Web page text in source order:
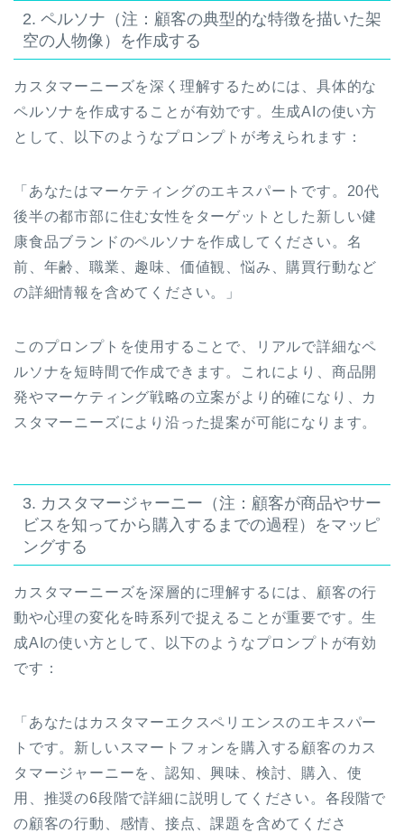
2. ペルソナ（注：顧客の典型的な特徴を描いた架
空の人物像）を作成する
カスタマーニーズを深く理解するためには、具体的な
ペルソナを作成することが有効です。生成AIの使い方
として、以下のようなプロンプトが考えられます：
「あなたはマーケティングのエキスパートです。20代
後半の都市部に住む女性をターゲットとした新しい健
康食品ブランドのペルソナを作成してください。名
前、年齢、職業、趣味、価値観、悩み、購買行動など
の詳細情報を含めてください。」
このプロンプトを使用することで、リアルで詳細なペ
ルソナを短時間で作成できます。これにより、商品開
発やマーケティング戦略の立案がより的確になり、カ
スタマーニーズにより沿った提案が可能になります。
3. カスタマージャーニー（注：顧客が商品やサー
ビスを知ってから購入するまでの過程）をマッピ
ングする
カスタマーニーズを深層的に理解するには、顧客の行
動や心理の変化を時系列で捉えることが重要です。生
成AIの使い方として、以下のようなプロンプトが有効
です：
「あなたはカスタマーエクスペリエンスのエキスパー
トです。新しいスマートフォンを購入する顧客のカス
タマージャーニーを、認知、興味、検討、購入、使
用、推奨の6段階で詳細に説明してください。各段階で
の顧客の行動、感情、接点、課題を含めてくださ